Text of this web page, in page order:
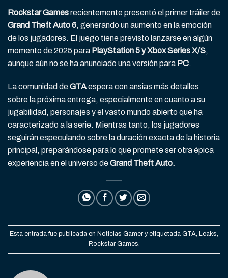
Rockstar Gamesrecientemente presentó el primer tráiler de
Grand Theft Auto 6, generando un aumento en la emoción
de los jugadores. El juego tiene previsto lanzarse en algún
momento de 2025 para PlayStation 5 y Xbox Series X/S,
aunque aún no se ha anunciado una versión para PC.
La comunidad deGTAespera con ansias más detalles
sobre la próxima entrega, especialmente en cuanto a su
jugabilidad, personajes y el vasto mundo abierto que ha
caracterizado a la serie. Mientras tanto, los jugadores
seguirán especulando sobre la duración exacta de la historia
principal, preparándose para lo que promete ser otra épica
experiencia en el universo deGrand Theft Auto.
Esta entrada fue publicada en Noticias Gamer y etiquetada GTA, Leaks,
Rockstar Games.